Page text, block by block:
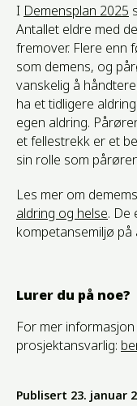
I Demensplan 2025
Antallet eldre med
fremover. Flere enn
som demens, og
vanskelig å
ha et tidligere
egen aldring.
et fellestrekk er et
sin rolle som
Les mer om
aldring og helse. De
kompetansemiljø
Lurer du på noe?
For mer
prosjektansvarlig:
Publisert 23. januar